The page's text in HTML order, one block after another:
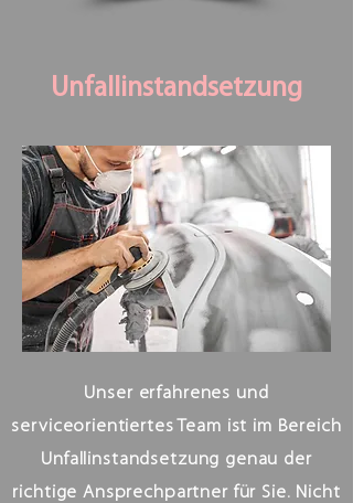
Unfallinstandsetzung
Unser erfahrenes und
serviceorientiertes Team ist im Bereich
Unfallinstandsetzung genau der
richtige Ansprechpartner für Sie. Nicht